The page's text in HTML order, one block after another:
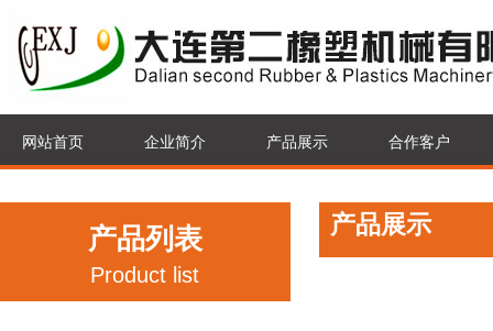
网站首页 企业简介 产品展示 合作客户
产品列表
Product list
产品展示